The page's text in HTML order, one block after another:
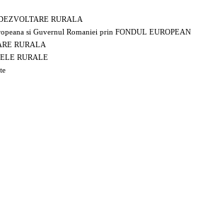
RURALA
si Guvernul Romaniei prin FONDUL EUROPEAN
RURALA
RURALE